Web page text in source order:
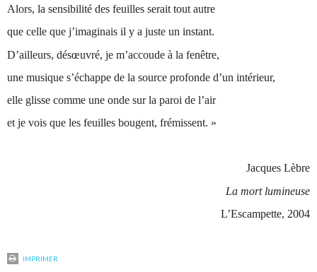
Alors, la sensibilité des feuilles serait tout autre
que celle que j’imaginais il y a juste un instant.
D’ailleurs, désœuvré, je m’accoude à la fenêtre,
une musique s’échappe de la source profonde d’un intérieur,
elle glisse comme une onde sur la paroi de l’air
et je vois que les feuilles bougent, frémissent. »
Jacques Lèbre
La mort lumineuse
L’Escampette, 2004
IMPRIMER